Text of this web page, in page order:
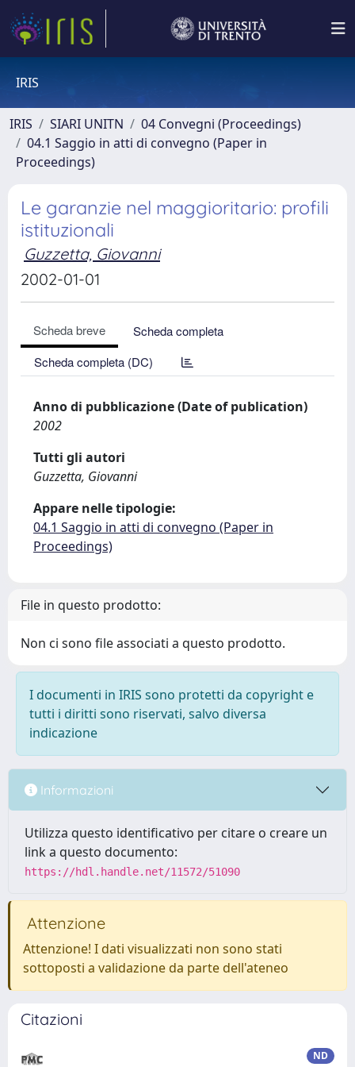
IRIS
IRIS SIARI UNITN
04 Convegni (Proceedings)
04.1 Saggio in atti di convegno (Paper in
Proceedings)
Le garanzie nel maggioritario: profili
istituzionali
Guzzetta, Giovanni
2002-01-01
Scheda breve
Scheda completa
Scheda completa (DC)
Anno di pubblicazione (Date of publication)
2002
Tutti gli autori
Guzzetta, Giovanni
Appare nelle tipologie:
04.1 Saggio in atti di convegno (Paper in
Proceedings)
File in questo prodotto:
Non ci sono file associati a questo prodotto.
I documenti in IRIS sono protetti da copyright e
tutti i diritti sono riservati, salvo diversa
indicazione
Informazioni
Utilizza questo identificativo per citare o creare un
link a questo documento:
https://hdl.handle.net/11572/51090
Attenzione
Attenzione! I dati visualizzati non sono stati
sottoposti a validazione da parte dell'ateneo
Citazioni
ND